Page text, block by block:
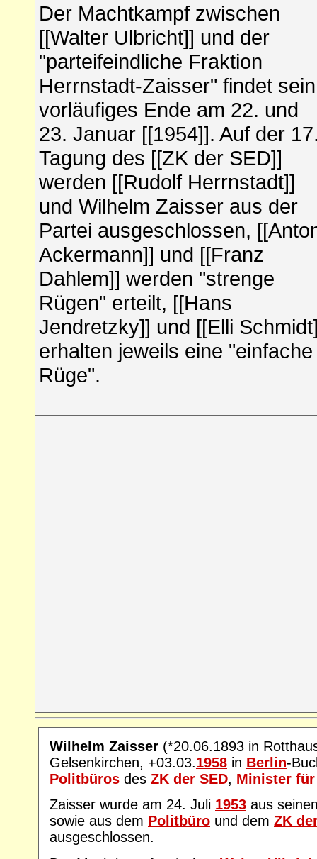
Der Machtkampf zwischen
[[Walter Ulbricht]] und der
"parteifeindliche Fraktion
Herrnstadt-Zaisser" findet sein
vorläufiges Ende am 22. und
23. Januar [[1954]]. Auf der
Tagung des [[ZK der SED]]
werden [[Rudolf Herrnstadt]]
und Wilhelm Zaisser aus der
Partei ausgeschlossen,
Ackermann]] und [[Franz
Dahlem]] werden "strenge
Rügen" erteilt, [[Hans
Jendretzky]] und [[Elli
erhalten jeweils eine "einfache
Rüge".
Wilhelm Zaisser (*20.06.1893 in
Gelsenkirchen, +03.03.1958 in Berlin-
Politbüros des ZK der SED, Minister
Zaisser wurde am 24. Juli 1953 aus
sowie aus dem Politbüro und dem ZK
ausgeschlossen.